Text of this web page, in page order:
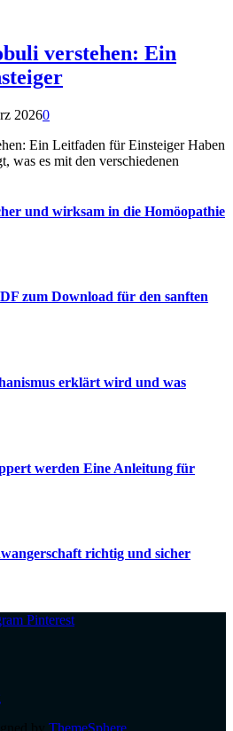
verstehen: Ein
20260
Ein Leitfaden für Einsteiger Haben
was es mit den verschiedenen
und wirksam in die Homöopathie
zum Download für den sanften
erklärt wird und was
werden Eine Anleitung für
richtig und sicher
Pinterest